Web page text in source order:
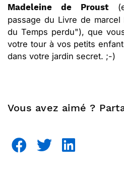
Madeleine de Proust
passage du Livre de
du Temps perdu"), que
votre tour à vos petits
dans votre jardin secret. ;-)
Vous avez aimé ?